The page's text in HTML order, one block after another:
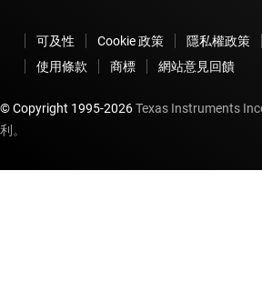
可及性 Cookie 政策 隱私權政策
使用條款
商標 網站意見回饋
© Copyright 1995-2026Texas Instruments
利。